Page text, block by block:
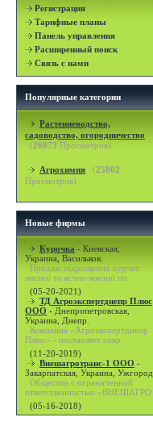
Регистрация
Тарифные планы
Панель управления
Расширенный поиск
Связь с нами
Популярные категории
Растениеводство,
садоводство, огородничество
(26073 Просмотров)
Агрохимия (25802
Просмотров)
Новые фирмы
Курочка - Киевская,
Украина, Васильков.
Продаж підрощених курчат
мясної та яєчно-мясної по
(05-20-2021)
ТД Агроэкспертднепр Плюс
ООО - Днепропетровская,
Украина, Днепр.
Компания «Агроэкспертднепр
Плюс» - поставляет совр
(11-20-2019)
Внешагротранс-1 ООО -
Закарпатская, Украина, Ужгород.
Общество с ограниченной
ответственностью «ВНЕШАГРО
(05-16-2018)